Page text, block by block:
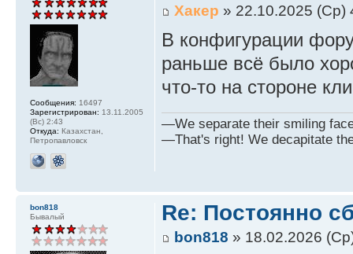
Сообщения: 16497
Зарегистрирован: 13.11.2005
(Вс) 2:43
Откуда: Казахстан,
Петропавловск
Хакер » 22.10.2025 (Ср)
В конфигурации
раньше всё было
что-то на стороне
—We separate their smiling
—That's right! We decapitate
bon818
Бывалый
Re: Постоянно
bon818 » 18.02.2026